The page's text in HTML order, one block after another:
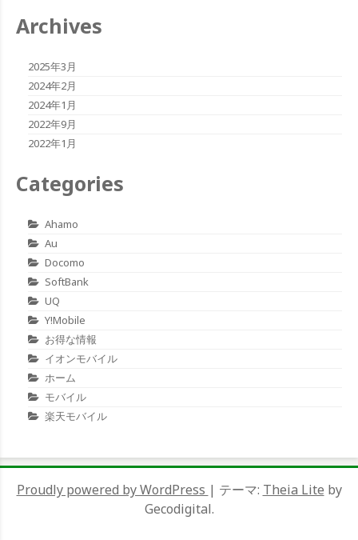
Archives
2025年3月
2024年2月
2024年1月
2022年9月
2022年1月
Categories
Ahamo
Au
Docomo
SoftBank
UQ
Y!mobile
お得な情報
イオンモバイル
ホーム
モバイル
楽天モバイル
Proudly powered by WordPress | テーマ: Theia Lite by
Gecodigital.